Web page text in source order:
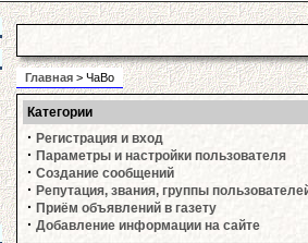
Главная > ЧаВо
Категории
· Регистрация и вход
· Параметры и настройки пользователя
· Создание сообщений
· Репутация, звания, группы
· Приём объявлений в газету
· Добавление информации на сайте